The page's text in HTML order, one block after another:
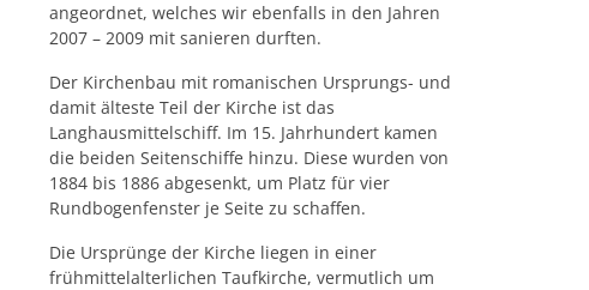
angeordnet, welches wir ebenfalls in den Jahren
2007 – 2009 mit sanieren durften.
Der Kirchenbau mit romanischen Ursprungs- und
damit älteste Teil der Kirche ist das
Langhausmittelschiff. Im 15. Jahrhundert kamen
die beiden Seitenschiffe hinzu. Diese wurden von
1884 bis 1886 abgesenkt, um Platz für vier
Rundbogenfenster je Seite zu schaffen.
Die Ursprünge der Kirche liegen in einer
frühmittelalterlichen Taufkirche, vermutlich um